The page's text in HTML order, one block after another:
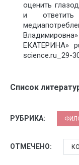
оценить
и
ЕКАТЕРИНА»
science.ru_29-
Список
РУБРИКА:
ОТМЕЧЕНО: